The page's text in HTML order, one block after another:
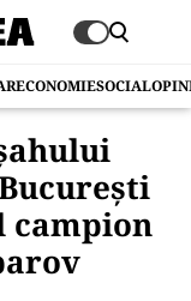
ECONOMIESOCIAL